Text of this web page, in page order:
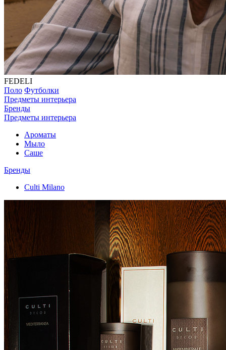
FEDELI
Поло Футболки
Предметы интерьера
Бренды
Предметы интерьера
Ароматы
Мыло
Саше
Бренды
Culti Milano